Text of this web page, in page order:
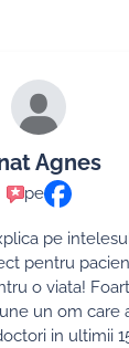
Agnes
pe
pe
pentru
o viata!
un om care
in ultimii